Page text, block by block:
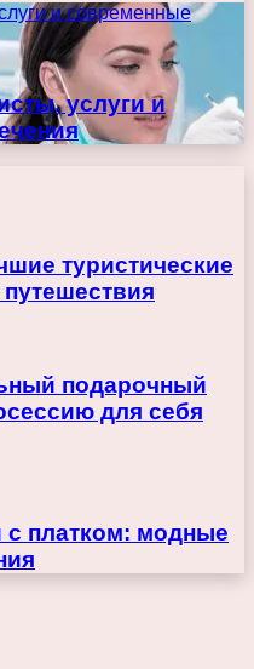
и современные
услуги и
туристические
подарочный
для себя
с платком: модные